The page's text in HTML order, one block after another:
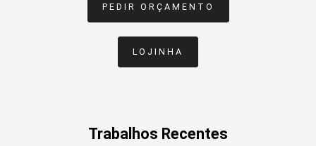
PEDIR ORÇAMENTO
LOJINHA
Trabalhos Recentes